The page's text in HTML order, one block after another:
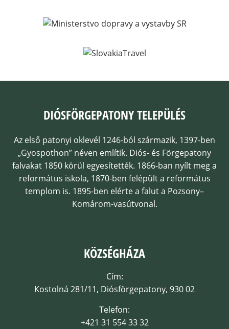
DIÓSFÖRGEPATONY TELEPÜLÉS
Az első patonyi oklevél 1246-ból származik, 1397-ben
„Gyospothon” néven említik. Diós- és Förgepatony
falvakat 1850 körül egyesítették. 1866-ban nyílt meg a
református iskola, 1870-ben felépült a református
templom is. 1895-ben elérte a falut a Pozsony–
Komárom-vasútvonal.
KÖZSÉGHÁZA
Cím:
Kostolná 281/11, Diósförgepatony, 930 02
Telefon:
+421 31 554 33 32